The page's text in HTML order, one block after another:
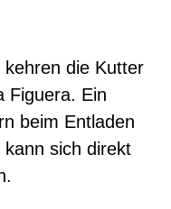
die Kutter
Figuera. Ein
beim Entladen
sich direkt